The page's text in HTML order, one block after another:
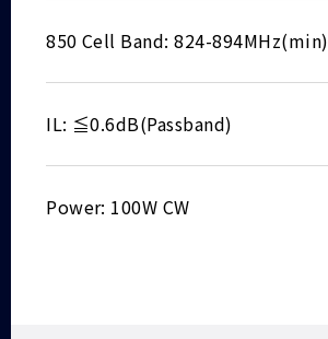
850 Cell Band: 824-894MHz(min)
IL: ≦0.6dB(Passband)
Power: 100W CW